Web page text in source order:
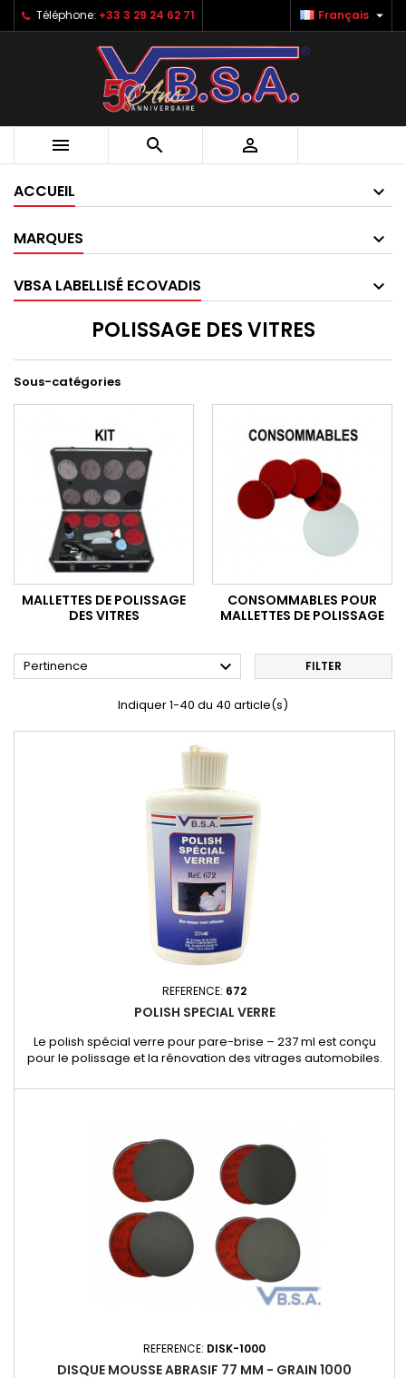
Téléphone: +33 3 29 24 62 71 Français 
  
ACCUEIL
MARQUES
VBSA LABELLISÉ ECOVADIS
POLISSAGE DES VITRES
Sous-catégories
MALLETTES DE POLISSAGE
DES VITRES
CONSOMMABLES POUR
MALLETTES DE POLISSAGE
Pertinence  FILTER
Indiquer 1-40 du 40 article(s)
REFERENCE: 672
POLISH SPECIAL VERRE
Le polish spécial verre pour pare-brise – 237 ml est conçu
pour le polissage et la rénovation des vitrages automobiles.
traces et imperfections, tout en restaurant la transparence et
REFERENCE: DISK-1000
DISQUE MOUSSE ABRASIF 77 MM - GRAIN 1000